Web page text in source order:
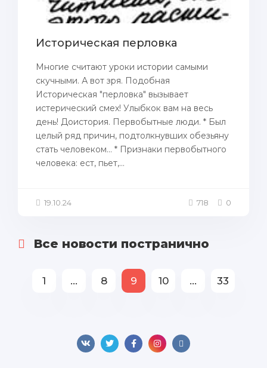
Историческая перловка
Многие считают уроки истории самыми
скучными. А вот зря. Подобная
Историческая "перловка" вызывает
истерический смех! Улыбкок вам на весь
день! Доистория. Первобытные люди. * Был
целый ряд причин, подтолкнувших обезьяну
стать человеком... * Признаки первобытного
человека: ест, пьет,...
19.10.24 718 0
Все новости постранично
1 ... 8 9 10 ... 33